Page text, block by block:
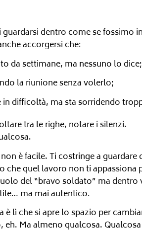
dentro come se fossimo
accorgersi che:
da settimane, ma nessuno lo dice;
la riunione senza volerlo;
difficoltà, ma sta sorridendo
tra le righe, notare i silenzi.
è facile. Ti costringe a
che quel lavoro non ti appassiona
del “bravo soldato” ma dentro
ma mai autentico.
è lì che si apre lo spazio per
Ma almeno qualcosa.